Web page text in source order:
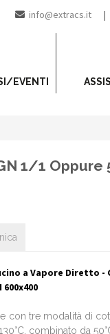
info@extracs.it |
EVENTI
1/1 Oppure
a Vapore Diretto -
600x400
con tre modalità di
combinato da